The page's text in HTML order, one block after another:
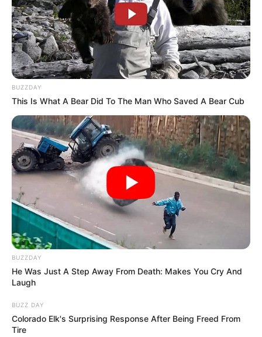
BUZZDAY
This Is What A Bear Did To The Man Who Saved A Bear Cub
BUZZDAY
He Was Just A Step Away From Death: Makes You Cry And
Laugh
BUZZ DAY
Colorado Elk's Surprising Response After Being Freed From
Tire